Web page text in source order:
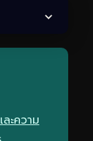
ะความ